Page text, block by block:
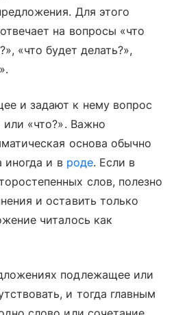
Для этого
на вопросы «что
«что будет делать?»,
и задают к нему вопрос
или «что?». Важно
основа обычно
иногда и в роде. Если в
слов, полезно
и оставить только
читалось как
подлежащее или
и тогда главным